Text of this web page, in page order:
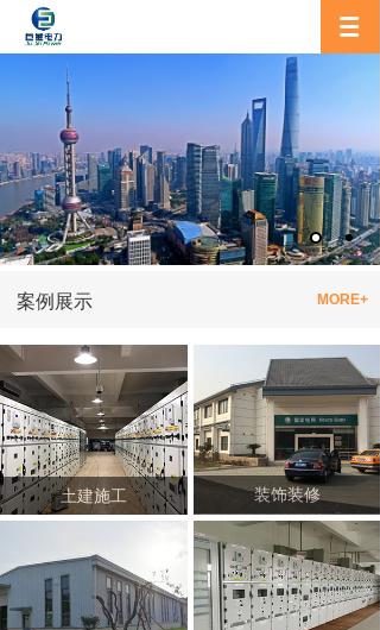
案例展示 MORE+
装饰装修
土建施工